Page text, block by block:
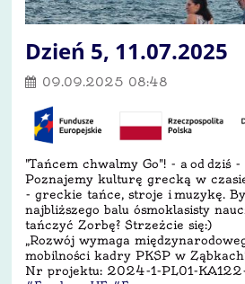
Dzień 5, 11.07.2025
09.09.2025 08:48
"Tańcem chwalmy Go"! - a od dziś
Poznajemy kulturę grecką w
- greckie tańce, stroje i muzykę.
najbliższego balu ósmoklasisty
tańczyć Zorbę? Strzeżcie się:)
„Rozwój wymaga
mobilności kadry PKSP w
Nr projektu: 2024-1-PL01-